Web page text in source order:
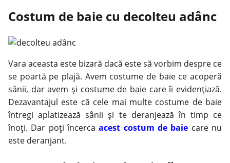
Costum de baie cu decolteu adânc
Vara aceasta este bizară dacă este să vorbim despre ce
se poartă pe plajă. Avem costume de baie ce acoperă
sânii, dar avem şi costume de baie care îi evidenţiază.
Dezavantajul este că cele mai multe costume de baie
întregi aplatizează sânii şi te deranjează în timp ce
înoţi. Dar poţi încercaacest costum de baie care nu
este deranjant.